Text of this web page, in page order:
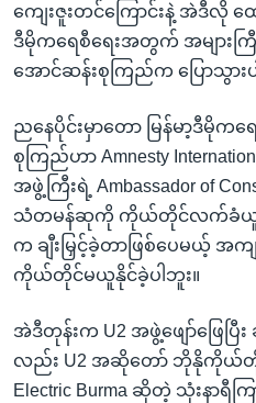
ကျေးဇူးတင်ကြောင်းနဲ့ အဲဒီလို
ဒီမိုကရေစီရေးအတွက် အများက
အောင်ဆန်းစုကြည်က ပြောသွား
ညနေပိုင်းမှာတော မြန်မာ့ဒီမိုကရ
စုကြည်ဟာ Amnesty
အဖွဲ့ကြီးရဲ့ Ambassador of
သံတမန်ဆုကို ကိုယ်တိုင်လက်ခံယူပ
က ချီးမြှင့်ခဲ့တာဖြစ်ပေမယ့်
ကိုယ်တိုင်မယူနိုင်ခဲ့ပါဘူး။
အဲဒီတုန်းက U2 အဖွဲ့ဖျော်ဖြေပ
လည်း U2 အဆိုတော် ဘိုနိုကိုယ်တိုင်
Electric Burma ဆိုတဲ့ သုံးနာရီက